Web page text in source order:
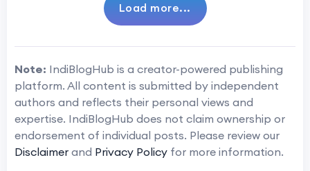
Load more...
Note: IndiBlogHub is a creator-powered publishing
platform. All content is submitted by independent
authors and reflects their personal views and
expertise. IndiBlogHub does not claim ownership or
endorsement of individual posts. Please review our
Disclaimer and Privacy Policy for more information.